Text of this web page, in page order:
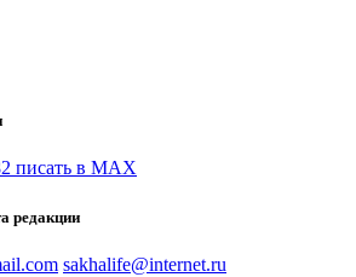
писать в MAX
редакции
sakhalife@internet.ru